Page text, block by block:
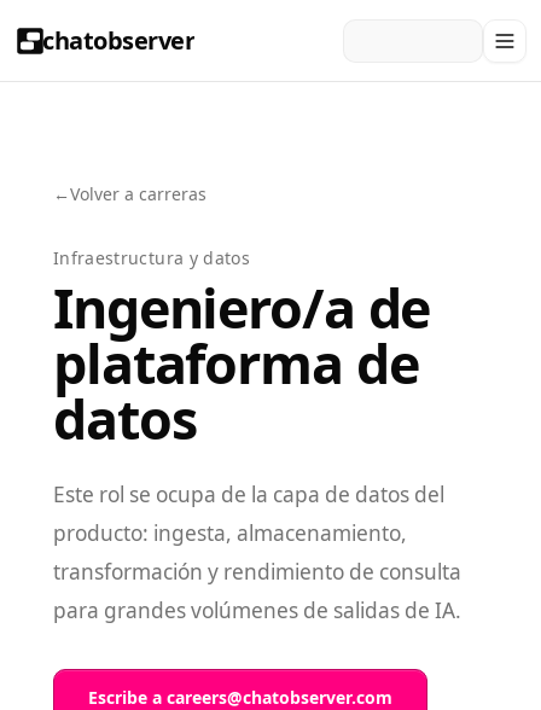
chatobserver
←Volver a carreras
Infraestructura y datos
Ingeniero/a de
plataforma de
datos
Este rol se ocupa de la capa de datos del
producto: ingesta, almacenamiento,
transformación y rendimiento de consulta
para grandes volúmenes de salidas de IA.
Escribe a careers@chatobserver.com